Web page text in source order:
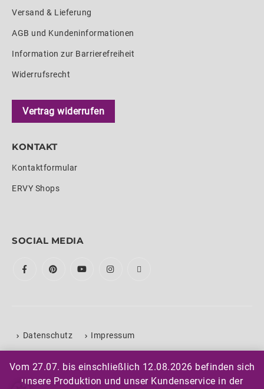
Vom 27.07. bis einschließlich 12.08.2026 befinden sich
unsere Produktion und unser Kundenservice in der
Versand & Lieferung
AGB und Kundeninformationen
Information zur Barrierefreiheit
Widerrufsrecht
Vertrag widerrufen
KONTAKT
Kontaktformular
ERVY Shops
SOCIAL MEDIA
Datenschutz Impressum
© ERVY Sports Fashion GmbH